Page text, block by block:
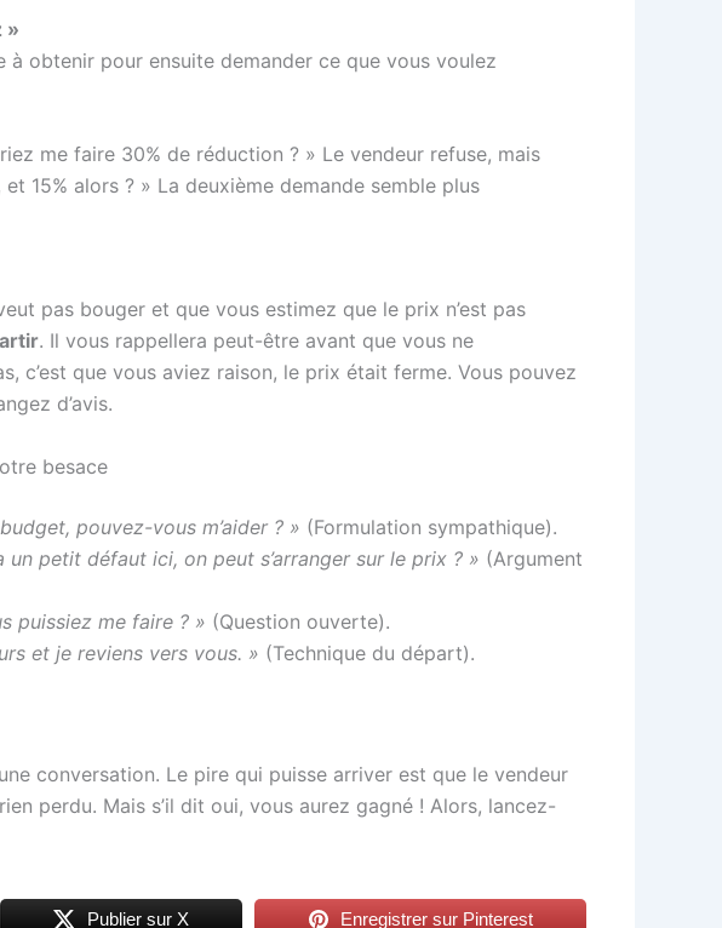
»
obtenir pour ensuite demander ce que vous voulez
me faire 30% de réduction ? » Le vendeur refuse, mais
15% alors ? » La deuxième demande semble plus
pas bouger et que vous estimez que le prix n’est pas
. Il vous rappellera peut-être avant que vous ne
c’est que vous aviez raison, le prix était ferme. Vous pouvez
d’avis.
besace
pouvez-vous m’aider ? » (Formulation sympathique).
un petit défaut ici, on peut s’arranger sur le prix ? » (Argument
puissiez me faire ? » (Question ouverte).
et je reviens vers vous. » (Technique du départ).
conversation. Le pire qui puisse arriver est que le vendeur
perdu. Mais s’il dit oui, vous aurez gagné ! Alors, lancez-
Publier sur X Enregistrer sur Pinterest